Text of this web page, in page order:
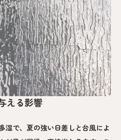
える影響
湿で、夏の強い日差しと台風によ